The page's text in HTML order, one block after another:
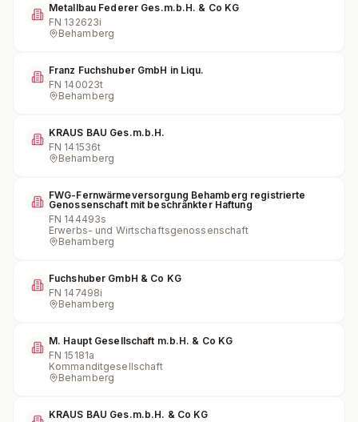
Metallbau Federer Ges.m.b.H. & Co KG
FN 132623i
Behamberg
Franz Fuchshuber GmbH in Liqu.
FN 140023t
Behamberg
KRAUS BAU Ges.m.b.H.
FN 141536t
Behamberg
FWG-Fernwärmeversorgung Behamberg registrierte
Genossenschaft mit beschränkter Haftung
FN 144493s
Erwerbs- und Wirtschaftsgenossenschaft
Behamberg
Fuchshuber GmbH & Co KG
FN 147498i
Behamberg
M. Haupt Gesellschaft m.b.H. & Co KG
FN 15181a
Kommanditgesellschaft
Behamberg
KRAUS BAU Ges.m.b.H. & Co KG